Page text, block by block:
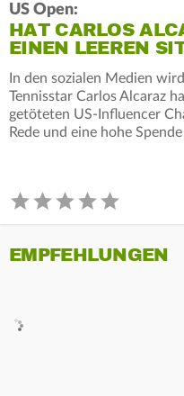
US Open:
HAT CARLOS
EINEN LEEREN
In den sozialen Medien
Tennisstar Carlos Alcaraz
getöteten US-Influencer
Rede und eine hohe
EMPFEHLUNGEN